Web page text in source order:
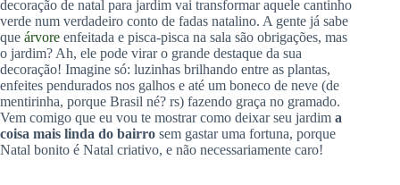
decoração de natal para jardim vai transformar aquele cantinho
verde num verdadeiro conto de fadas natalino. A gente já sabe
que árvore enfeitada e pisca-pisca na sala são obrigações, mas
o jardim? Ah, ele pode virar o grande destaque da sua
decoração! Imagine só: luzinhas brilhando entre as plantas,
enfeites pendurados nos galhos e até um boneco de neve (de
mentirinha, porque Brasil né? rs) fazendo graça no gramado.
Vem comigo que eu vou te mostrar como deixar seu jardim a
coisa mais linda do bairro sem gastar uma fortuna, porque
Natal bonito é Natal criativo, e não necessariamente caro!